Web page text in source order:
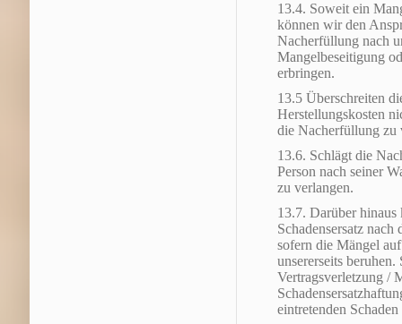
13.4. Soweit ein
können wir den
Nacherfüllung nach
Mangelbeseitigung
erbringen.
13.5 Überschreiten
Herstellungskosten
die Nacherfüllung zu
13.6. Schlägt die
Person nach seiner
zu verlangen.
13.7. Darüber hinaus
Schadensersatz
sofern die Mängel
unsererseits
Vertragsverletzung /
eintretenden